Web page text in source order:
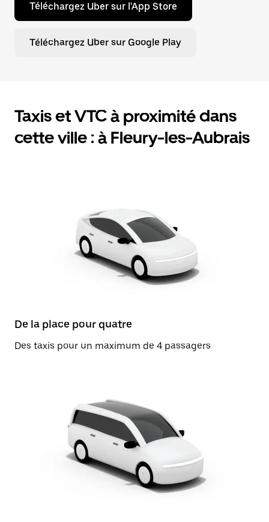
Téléchargez Uber sur l'App Store
Téléchargez Uber sur Google Play
Taxis et VTC à proximité dans
cette ville : à Fleury-les-Aubrais
De la place pour quatre
Des taxis pour un maximum de 4 passagers